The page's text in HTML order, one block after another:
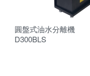
圓盤式油水分離機
D300BLS